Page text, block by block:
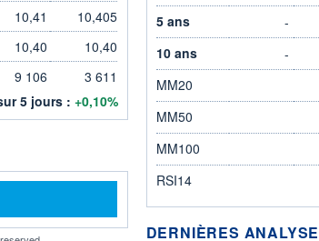
10,41 10,405
10,40 10,40
9 106
3 611
5 jours : +0,10%
5 ans
-
10 ans
-
MM20
MM50
MM100
RSI14
DERNIÈRES